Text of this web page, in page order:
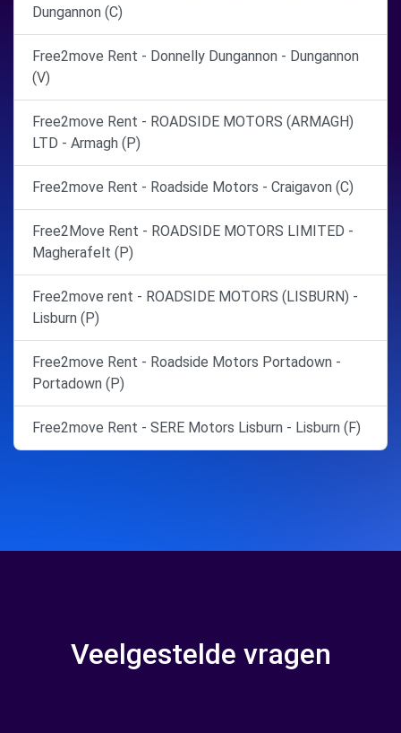
Dungannon (C)
Free2move Rent - Donnelly Dungannon - Dungannon
(V)
Free2move Rent - ROADSIDE MOTORS (ARMAGH)
LTD - Armagh (P)
Free2move Rent - Roadside Motors - Craigavon (C)
Free2Move Rent - ROADSIDE MOTORS LIMITED -
Magherafelt (P)
Free2move rent - ROADSIDE MOTORS (LISBURN) -
Lisburn (P)
Free2move Rent - Roadside Motors Portadown -
Portadown (P)
Free2move Rent - SERE Motors Lisburn - Lisburn (F)
Veelgestelde vragen